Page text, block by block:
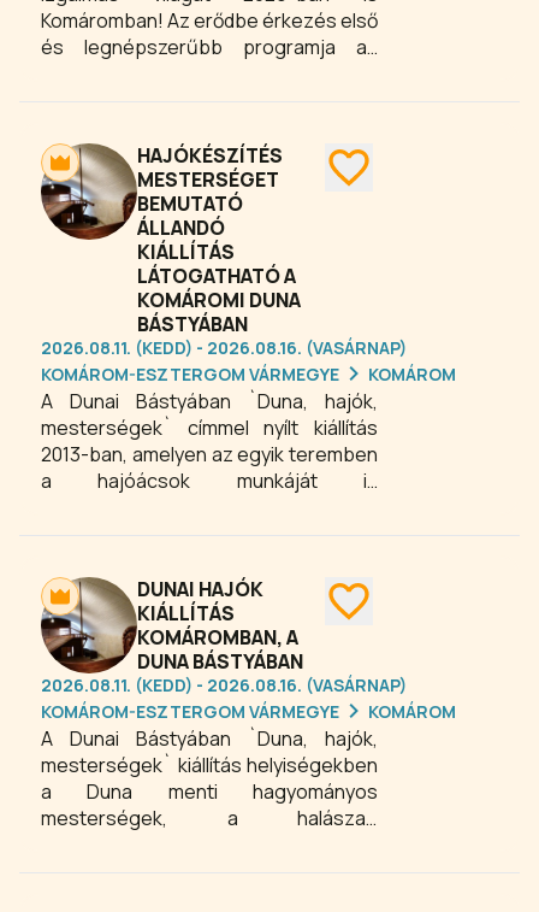
Komáromban! Az erődbe érkezés első
és legnépszerűbb programja az
tárlatvezető kalauzolja a csoportokat
bemutatja az erődrendszer
történetét, épületeinek funkcióit és
izgalmas történetekkel, anekdotákkal
színesíti a sétát. Az erőd komplex
kiállításai és a részletes, személyre
szabott tárlatvezetés révén a
látogatók átfogó képet kapnak
Komárom egyik legismertebb
történelmi nevezetességéről.
HAJÓKÉSZÍTÉS
MESTERSÉGET
BEMUTATÓ
ÁLLANDÓ
KIÁLLÍTÁS
LÁTOGATHATÓ A
KOMÁROMI DUNA
BÁSTYÁBAN
2026.08.11. (KEDD) - 2026.08.16. (VASÁRNAP)
KOMÁROM-ESZTERGOM VÁRMEGYE
KOMÁROM
A Dunai Bástyában `Duna, hajók,
mesterségek` címmel nyílt kiállítás
2013-ban, amelyen az egyik teremben
a hajóácsok munkáját is
kort követően a folyami áruszállítást a
a többi európai országgal azonos
színvonalú hajókkal végezték.
Komárom volt az egyik olyan város a
Duna mellett, ahol nagy precizitással
és hozzáértéssel épültek az ilyen
hajók.
DUNAI HAJÓK
KIÁLLÍTÁS
KOMÁROMBAN, A
DUNA BÁSTYÁBAN
2026.08.11. (KEDD) - 2026.08.16. (VASÁRNAP)
KOMÁROM-ESZTERGOM VÁRMEGYE
KOMÁROM
A Dunai Bástyában `Duna, hajók,
mesterségek` kiállítás helyiségekben
a Duna menti hagyományos
mesterségek, a halászat,
is megismerhetik a látogatók.